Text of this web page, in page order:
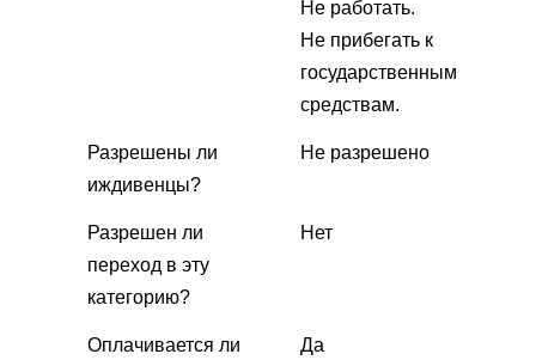
Не работать.
Не прибегать к
государственным
средствам.
Разрешены ли
иждивенцы?
Не разрешено
Разрешен ли
переход в эту
категорию?
Нет
Оплачивается ли
Да